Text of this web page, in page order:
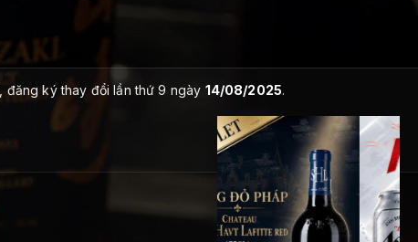
, đăng ký thay đổi lần thứ 9 ngày 14/08/2025.